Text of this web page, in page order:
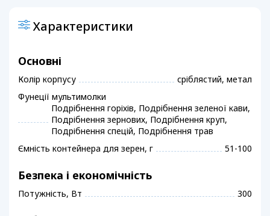
Характеристики
Основні
Колір корпусу
сріблястий, метал
Фунеції мультимолки
Подрібнення горіхів, Подрібнення зеленої кави,
Подрібнення зернових, Подрібнення круп,
Подрібнення спецій, Подрібнення трав
Ємність контейнера для зерен, г
51-100
Безпека і економічність
Потужність, Вт 300